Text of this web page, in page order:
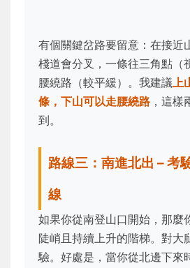
有個關鍵岔路要留意：在接近
棧道會分叉，一條往三角點（
腰繞路（較平緩）。我建議上
條，下山可以走腰繞路 ，這
到。
路線三：南進北出 – 考
線
如果你從南登山口開始，那麼
陡峭且持續上升的階梯。對大
驗。好處是，當你從北邊下來